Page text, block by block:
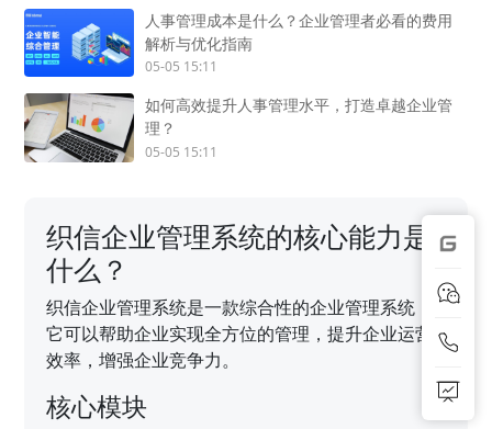
人事管理成本是什么？企业管理者必看的费用
解析与优化指南
05-05 15:11
如何高效提升人事管理水平，打造卓越企业管
理？
05-05 15:11
织信企业管理系统的核心能力是
什么？
织信企业管理系统是一款综合性的企业管理系统，
它可以帮助企业实现全方位的管理，提升企业运营
效率，增强企业竞争力。
核心模块